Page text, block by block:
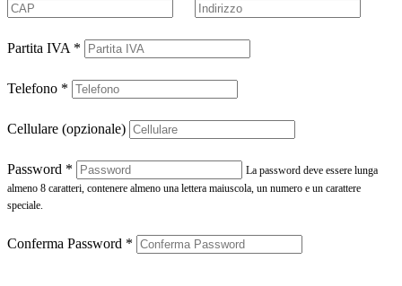
Partita IVA *
Telefono *
Cellulare (opzionale)
Password *
La password deve essere lunga
almeno 8 caratteri, contenere almeno una lettera maiuscola, un numero e un carattere
speciale.
Conferma Password *